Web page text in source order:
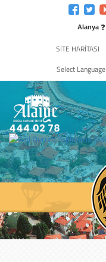
Alanya ❓
SİTE HARİTASI
Select Language